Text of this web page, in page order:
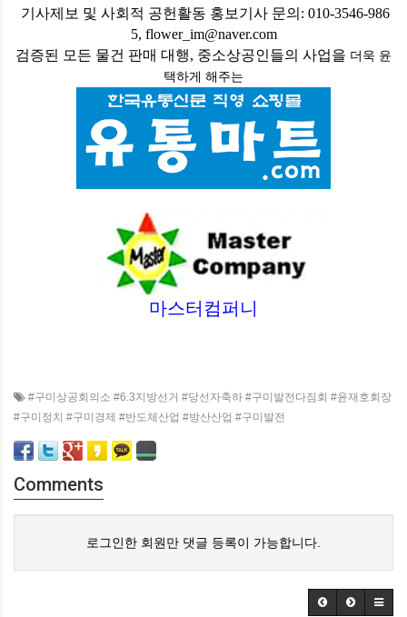
기사제보 및 사회적 공헌활동 홍보기사 문의: 010-3546-986
5, flower_im@naver.com
검증된 모든 물건 판매 대행, 중소상공인들의 사업을 더욱 윤
택하게 해주는
마스터컴퍼니
#구미상공회의소 #6.3지방선거 #당선자축하 #구미발전다짐회 #윤재호회장
#구미정치 #구미경제 #반도체산업 #방산산업 #구미발전
Comments
로그인한 회원만 댓글 등록이 가능합니다.